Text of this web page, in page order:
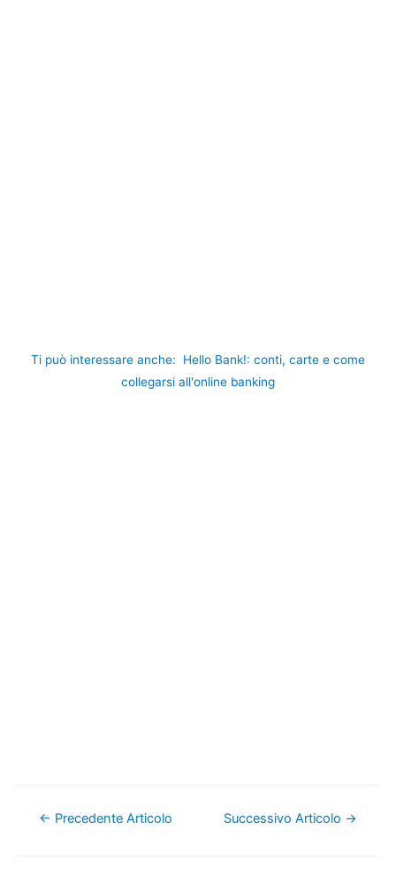
Ti può interessare anche:
Hello Bank!: conti, carte e come
collegarsi all'online banking
Navigazione
← Precedente Articolo Successivo Articolo →